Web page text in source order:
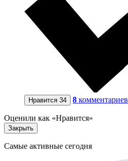
Нравится 34 8 комментариев
Оценили как «Нравится»
Закрыть
Самые активные сегодня